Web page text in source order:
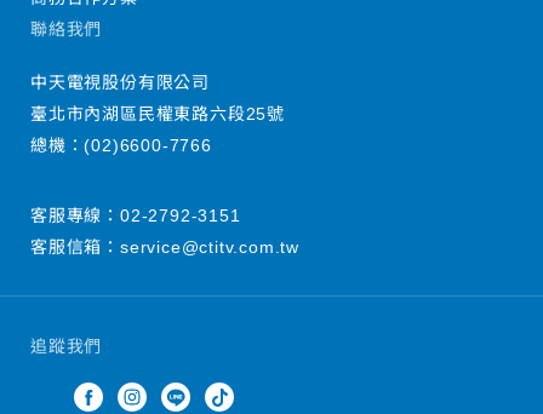
追蹤我們
聯絡我們
中天電視股份有限公司
臺北市內湖區民權東路六段25號
總機：(02)6600-7766
客服專線： 02-2792-3151
客服信箱： service@ctitv.com.tw